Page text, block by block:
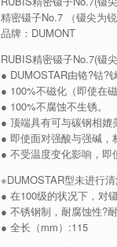
精密镊子No.7 （镊尖为
品牌：DUMONT
RUBIS精密镊子No.7(镊
● DUMOSTAR由铬?钴?
● 100%不磁化（即使在
● 100%不腐蚀不生锈。
● 顶端具有可与碳钢相媲
● 即使面对强酸与强碱，
● 不受温度变化影响，即
※DUMOSTAR型未进行
● 在100级的状况下，对
● 不锈钢制，耐腐蚀性?
● 全长（mm）:115